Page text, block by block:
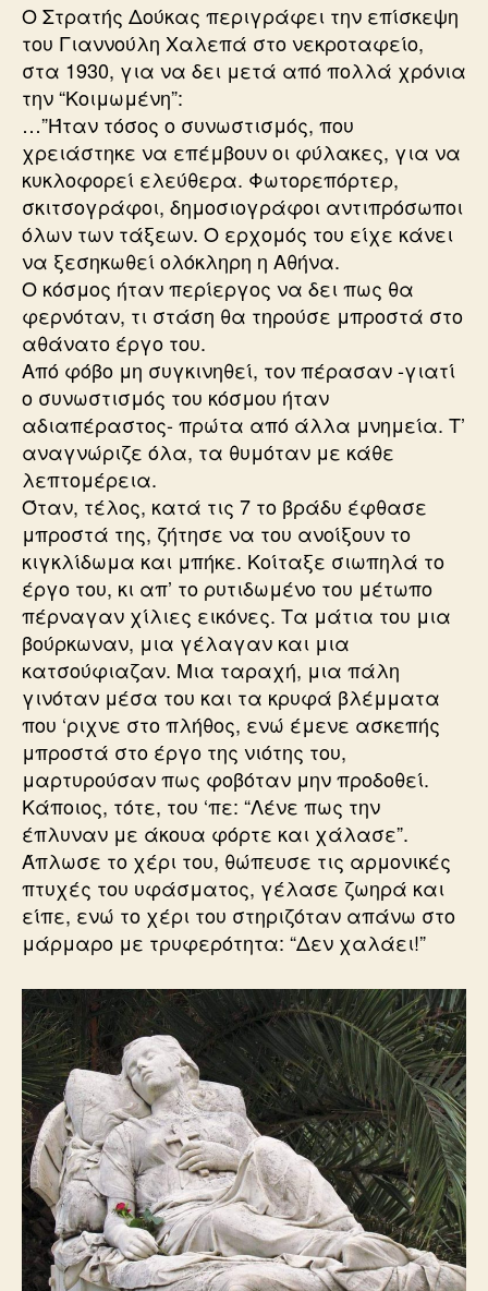
Ο Στρατής Δούκας περιγράφει την επίσκεψη
του Γιαννούλη Χαλεπά στο νεκροταφείο,
στα 1930, για να δει μετά από πολλά χρόνια
την “Κοιμωμένη”:
…”Ήταν τόσος ο συνωστισμός, που
χρειάστηκε να επέμβουν οι φύλακες, για να
κυκλοφορεί ελεύθερα. Φωτορεπόρτερ,
σκιτσογράφοι, δημοσιογράφοι αντιπρόσωποι
όλων των τάξεων. Ο ερχομός του είχε κάνει
να ξεσηκωθεί ολόκληρη η Αθήνα.
Ο κόσμος ήταν περίεργος να δει πως θα
φερνόταν, τι στάση θα τηρούσε μπροστά στο
αθάνατο έργο του.
Από φόβο μη συγκινηθεί, τον πέρασαν -γιατί
ο συνωστισμός του κόσμου ήταν
αδιαπέραστος- πρώτα από άλλα μνημεία. Τ’
αναγνώριζε όλα, τα θυμόταν με κάθε
λεπτομέρεια.
Όταν, τέλος, κατά τις 7 το βράδυ έφθασε
μπροστά της, ζήτησε να του ανοίξουν το
κιγκλίδωμα και μπήκε. Κοίταξε σιωπηλά το
έργο του, κι απ’ το ρυτιδωμένο του μέτωπο
πέρναγαν χίλιες εικόνες. Τα μάτια του μια
βούρκωναν, μια γέλαγαν και μια
κατσούφιαζαν. Μια ταραχή, μια πάλη
γινόταν μέσα του και τα κρυφά βλέμματα
που ‘ριχνε στο πλήθος, ενώ έμενε ασκεπής
μπροστά στο έργο της νιότης του,
μαρτυρούσαν πως φοβόταν μην προδοθεί.
Κάποιος, τότε, του ‘πε: “Λένε πως την
έπλυναν με άκουα φόρτε και χάλασε”.
Άπλωσε το χέρι του, θώπευσε τις αρμονικές
πτυχές του υφάσματος, γέλασε ζωηρά και
είπε, ενώ το χέρι του στηριζόταν απάνω στο
μάρμαρο με τρυφερότητα: “Δεν χαλάει!”